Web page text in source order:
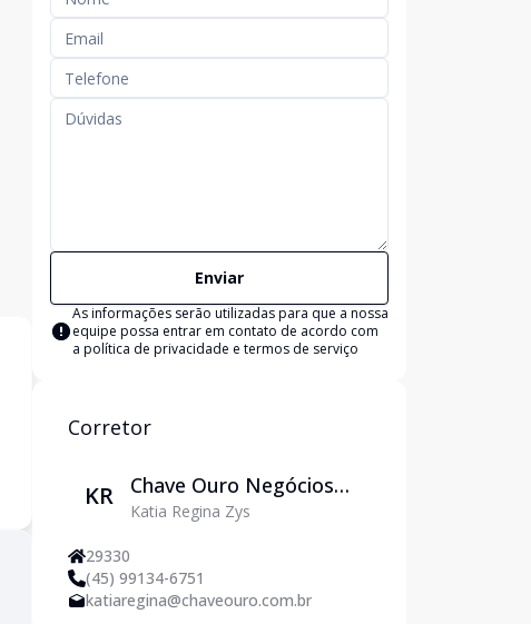
Enviar
As informações serão utilizadas para que a nossa
equipe possa entrar em contato de acordo com
a política de privacidade e termos de serviço
Corretor
KR
Chave Ouro Negócios
Imobiliários
Katia Regina Zys
29330
(45) 99134-6751
katiaregina@chaveouro.com.br